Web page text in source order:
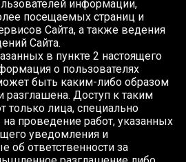
информации,
посещаемых страниц и
Сайта, а также ведения
Сайта.
в пункте 2 настоящего
о пользователях
быть каким-либо образом
разглашена. Доступ к таким
лица, специально
проведение работ, указанных
уведомления и
об ответственности за